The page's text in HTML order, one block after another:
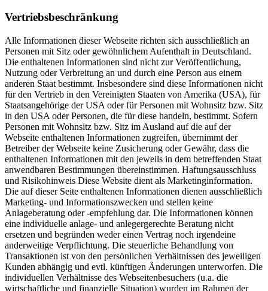
Vertriebsbeschränkung
Alle Informationen dieser Webseite richten sich ausschließlich an
Personen mit Sitz oder gewöhnlichem Aufenthalt in Deutschland.
Die enthaltenen Informationen sind nicht zur Veröffentlichung,
Nutzung oder Verbreitung an und durch eine Person aus einem
anderen Staat bestimmt. Insbesondere sind diese Informationen nicht
für den Vertrieb in den Vereinigten Staaten von Amerika (USA), für
Staatsangehörige der USA oder für Personen mit Wohnsitz bzw. Sitz
in den USA oder Personen, die für diese handeln, bestimmt. Sofern
Personen mit Wohnsitz bzw. Sitz im Ausland auf die auf der
Webseite enthaltenen Informationen zugreifen, übernimmt der
Betreiber der Webseite keine Zusicherung oder Gewähr, dass die
enthaltenen Informationen mit den jeweils in dem betreffenden Staat
anwendbaren Bestimmungen übereinstimmen. Haftungsausschluss
und Risikohinweis Diese Website dient als Marketinginformation.
Die auf dieser Seite enthaltenen Informationen dienen ausschließlich
Marketing- und Informationszwecken und stellen keine
Anlageberatung oder -empfehlung dar. Die Informationen können
eine individuelle anlage- und anlegergerechte Beratung nicht
ersetzen und begründen weder einen Vertrag noch irgendeine
anderweitige Verpflichtung. Die steuerliche Behandlung von
Transaktionen ist von den persönlichen Verhältnissen des jeweiligen
Kunden abhängig und evtl. künftigen Änderungen unterworfen. Die
individuellen Verhältnisse des Webseitenbesuchers (u.a. die
wirtschaftliche und finanzielle Situation) wurden im Rahmen der